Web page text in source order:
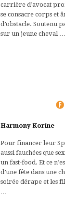
carrière d’avocat
se consacre corps et
d’obstacle. Soutenu
sur un jeune cheval …
Harmony Korine
Pour financer leur
aussi fauchées que
un fast-food. Et ce
d’une fête dans une
soirée dérape et les